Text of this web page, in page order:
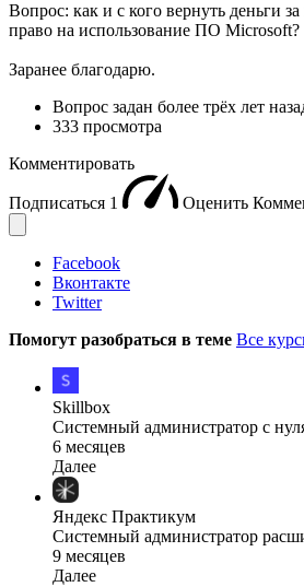
Вопрос: как и с кого вернуть деньги
право на использование ПО Microsoft?
Заранее благодарю.
Вопрос задан более трёх лет
333 просмотра
Комментировать
Подписаться 1 Оценить
Facebook
Вконтакте
Twitter
Помогут разобраться в теме Все
Skillbox
Системный администратор с
6 месяцев
Далее
Яндекс Практикум
Системный администратор
9 месяцев
Далее